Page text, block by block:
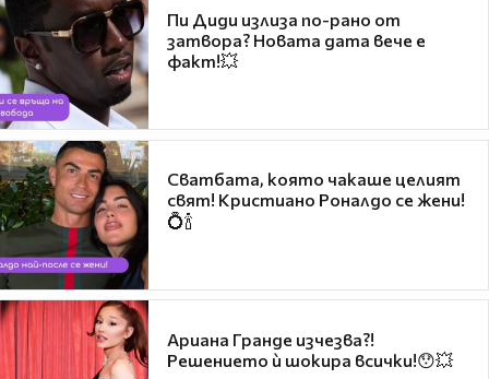
Пи Диди излиза по-рано от
затвора? Новата дата вече е
факт!💥
Сватбата, която чакаше целият
свят! Кристиано Роналдо се жени!
💍🍾
Ариана Гранде изчезва?!
Решението ѝ шокира всички!😯💥